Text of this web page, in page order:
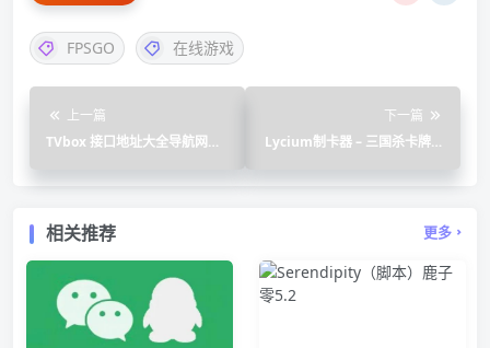
FPSGO 在线游戏
上一篇
TVbox 接口地址大全导航网站-
下一篇
Lycium制卡器 – 三国杀卡牌在
相关推荐 更多